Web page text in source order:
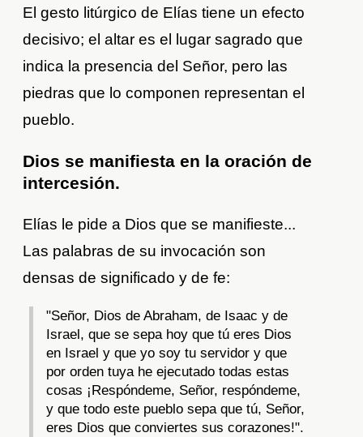
El gesto litúrgico de Elías tiene un efecto
decisivo; el altar es el lugar sagrado que
indica la presencia del Señor, pero las
piedras que lo componen representan el
pueblo.
Dios se manifiesta en la oración de
intercesión.
Elías le pide a Dios que se manifieste...
Las palabras de su invocación son
densas de significado y de fe:
"Señor, Dios de Abraham, de Isaac y de
Israel, que se sepa hoy que tú eres Dios
en Israel y que yo soy tu servidor y que
por orden tuya he ejecutado todas estas
cosas ¡Respóndeme, Señor, respóndeme,
y que todo este pueblo sepa que tú, Señor,
eres Dios que conviertes sus corazones!".